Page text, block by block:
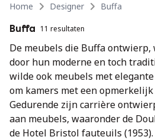
Home Designer
Buffa
Buffa 11 resultaten
De meubels die Buffa
door hun moderne en toch
wilde ook meubels met
om kamers met een
Gedurende zijn carrière
aan meubels, waaronder de
de Hotel Bristol fauteuils